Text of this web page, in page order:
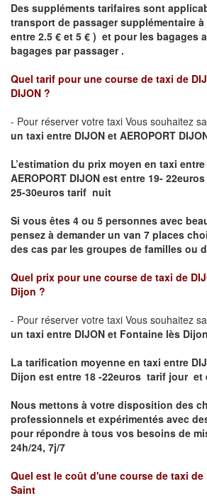
Des suppléments tarifaires sont
transport de passager supplémentaire à
entre 2.5 € et 5 € ) et pour les bagages
bagages par passager .
Quel tarif pour une course de taxi de
DIJON ?
- Pour réserver votre taxi Vous souhaitez
un taxi entre DIJON et AEROPORT
L’estimation du prix moyen en taxi entre
AEROPORT DIJON est entre 19-
25-30euros tarif nuit
Si vous êtes 4 ou 5 personnes avec
pensez à demander un van 7 places
des cas par les groupes de familles ou
Quel prix pour une course de taxi de
Dijon ?
- Pour réserver votre taxi Vous souhaitez
un taxi entre DIJON et Fontaine lès Dijon
La tarification moyenne en taxi entre
Dijon est entre 18 -22euros tarif jour et
Nous mettons à votre disposition des
professionnels et expérimentés avec
pour répondre à tous vos besoins de
24h/24, 7j/7
Quel est le coût d'une course de taxi de
Saint